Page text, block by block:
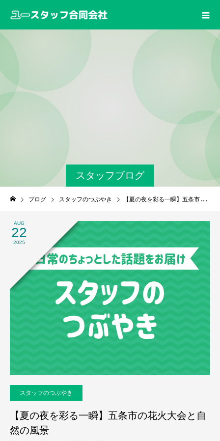
スタッフブログ
ブログ スタッフのつぶやき 【夏の夜を彩る一瞬】五条市の花火大会と自然の風景
AUG
22
2025
スタッフのつぶやき
【夏の夜を彩る一瞬】五条市の花火大会と自
然の風景